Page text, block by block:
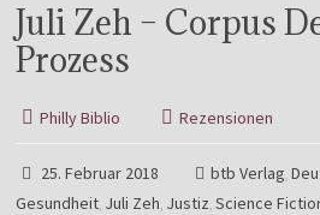
Juli Zeh – Corpus
Prozess
Philly Biblio Rezensionen
25. Februar 2018 btb Verlag,
Gesundheit, Juli Zeh, Justiz,Science